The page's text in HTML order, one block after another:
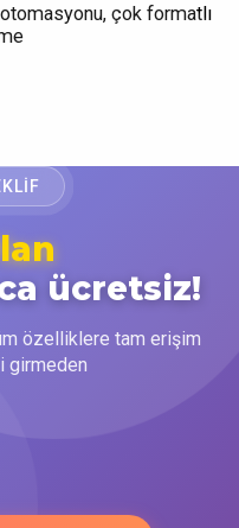
çok formatlı
ücretsiz!
özelliklere tam erişim
girmeden